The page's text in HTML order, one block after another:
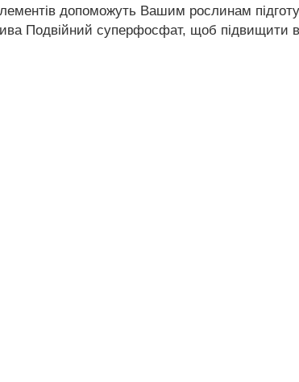
допоможуть Вашим рослинам
Подвійний суперфосфат, щоб підвищити